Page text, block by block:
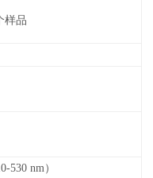
样品
530 nm）